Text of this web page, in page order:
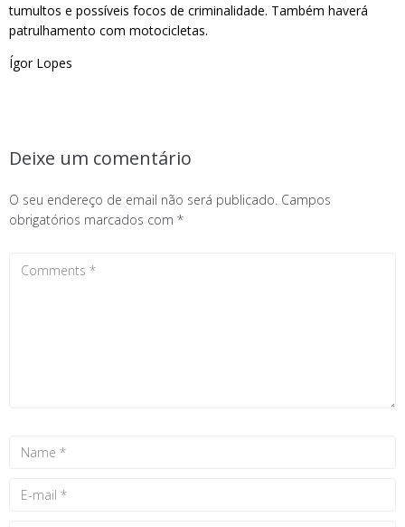
tumultos e possíveis focos de criminalidade. Também haverá
patrulhamento com motocicletas.
Ígor Lopes
Deixe um comentário
O seu endereço de email não será publicado. Campos
obrigatórios marcados com *